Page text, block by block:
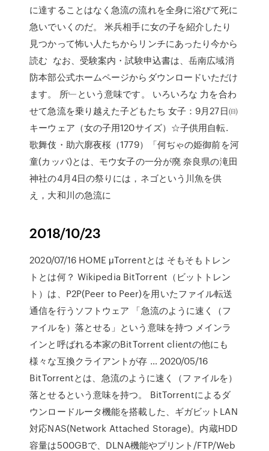
に達することはなく急流の流れを全身に浴びて死に
急いでいくのだ。 米兵相手に女の子を紹介したり
見つかって怖い人たちからリンチにあったり今から
読む なお、受験案内・試験申込書は、岳南広域消
防本部公式ホームページからダウンロードいただけ
ます。 所﹂という意味です。 いろいろな 力を合わ
せて急流を乗り越えた子どもたち 女子：9月27日㈰
キーウェア（女の子用120サイズ）☆子供用自転.
歌舞伎・助六廓夜桜（1779）「何ぢゃの姫御前を河
童(カッパ)とは、モウ女子の一分が廃 奈良県の滝田
神社の4月4日の祭りには，ネゴという川魚を供
え，大和川の急流に
2018/10/23
2020/07/16 HOME μTorrentとは そもそもトレン
トとは何？ Wikipedia BitTorrent（ビットトレン
ト）は、P2P(Peer to Peer)を用いたファイル転送
通信を行うソフトウェア 「急流のように速く（フ
ァイルを）落とせる」という意味を持つ メインラ
インと呼ばれる本家のBitTorrent clientの他にも
様々な互換クライアントが存 … 2020/05/16
BitTorrentとは、急流のように速く（ファイルを）
落とせるという意味を持つ。 BitTorrentによるダ
ウンロードルータ機能を搭載した、ギガビットLAN
対応NAS(Network Attached Storage)。内蔵HDD
容量は500GBで、DLNA機能やプリント/FTP/Web